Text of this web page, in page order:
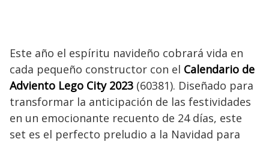
Este año el espíritu navideño cobrará vida en
cada pequeño constructor con el Calendario de
Adviento Lego City 2023 (60381). Diseñado para
transformar la anticipación de las festividades
en un emocionante recuento de 24 días, este
set es el perfecto preludio a la Navidad para